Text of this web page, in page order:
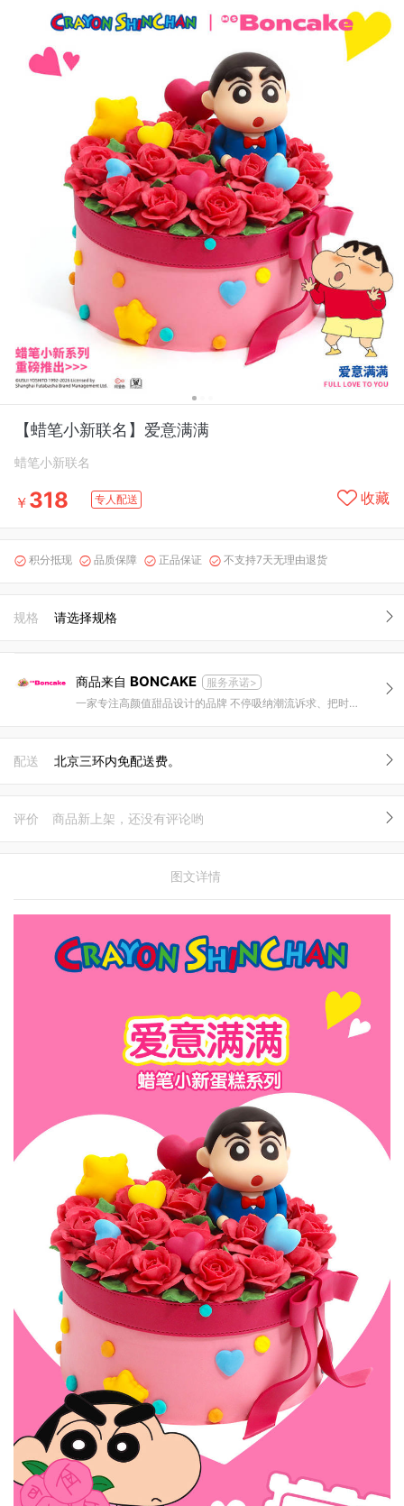
【蜡笔小新联名】爱意满满
蜡笔小新联名
￥ 318 专人配送 收藏
 积分抵现  品质保障  正品保证  不支持7天无理由退货
规格 请选择规格
商品来自 BONCAKE
服务承诺>
一家专注高颜值甜品设计的品牌 不停吸纳潮流诉求、把时尚与甜品结合，创造惊喜是我们的追求。
配送 北京三环内免配送费。
评价 商品新上架，还没有评论哟
图文详情